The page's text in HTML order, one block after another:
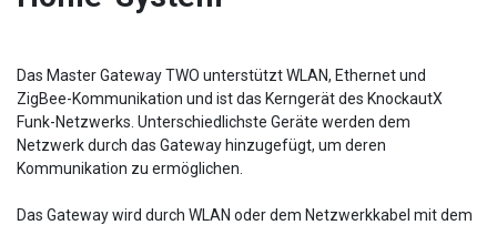
Das Master Gateway TWO unterstützt WLAN, Ethernet und
ZigBee-Kommunikation und ist das Kerngerät des KnockautX
Funk-Netzwerks. Unterschiedlichste Geräte werden dem
Netzwerk durch das Gateway hinzugefügt, um deren
Kommunikation zu ermöglichen.
Das Gateway wird durch WLAN oder dem Netzwerkkabel mit dem